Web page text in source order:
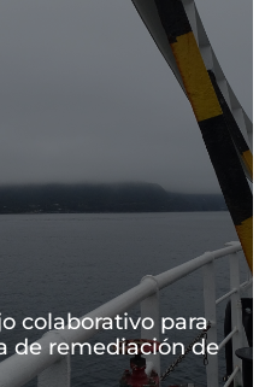
colaborativo para
de remediación de